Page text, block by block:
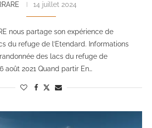
14 juillet 2024
nous partage son expérience de
du refuge de l’Etendard. Informations
des lacs du refuge de
août 2021 Quand partir En…